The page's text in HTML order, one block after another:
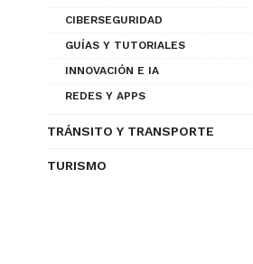
CIBERSEGURIDAD
GUÍAS Y TUTORIALES
INNOVACIÓN E IA
REDES Y APPS
TRÁNSITO Y TRANSPORTE
TURISMO